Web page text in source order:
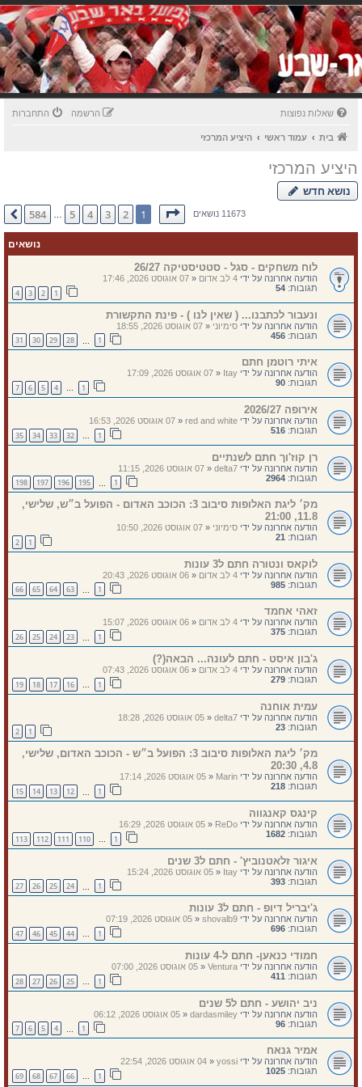
שאלות נפוצות התחברות הרשמה
בית עמוד ראשי היציע המרכזי
היציע המרכזי
נושא חדש
11673 נושאיםדף1מתוך 584
1
2
3
4
5
584 הבא
נושאים
לוח משחקים - סגל - סטטיסטיקה 26/27
הודעה אחרונה על ידי 4 לב אדום «07 אוגוסט 2026, 17:46
תגובות: 54
2
3
4
ונעבור לכתבנו... ( שאין לנו ) - פינת התקשורת
הודעה אחרונה על ידי סימיוני«07 אוגוסט 2026, 18:55
תגובות: 456
28
29
30
31
איתי רוטמן חתם
הודעה אחרונה על ידי Itay
«07 אוגוסט 2026, 17:09
תגובות: 90
…
4
5
6
7
אירופה 2026/27
הודעה אחרונה על ידי red and white
«07 אוגוסט 2026, 16:53
תגובות: 516
…
32
33
34
35
רן קוז'וך חתם לשנתיים
הודעה אחרונה על ידי delta7
«07 אוגוסט 2026, 11:15
תגובות: 2964
195
196
197
198
מק׳ ליגת האלופות סיבוב 3: הכוכב האדום - הפועל ב״ש, שלישי,
11.8, 21:00
הודעה אחרונה על ידי סימיוני«07 אוגוסט 2026, 10:50
תגובות: 21
2
לוקאס ונטורה חתם ל3 עונות
הודעה אחרונה על ידי 4 לב אדום «06 אוגוסט 2026, 20:43
תגובות: 985
63
64
65
66
זאהי אחמד
הודעה אחרונה על ידי 4 לב אדום «06 אוגוסט 2026, 15:07
תגובות: 375
23
24
25
26
ג'בון איסט - חתם לעונה... הבאה(?)
הודעה אחרונה על ידי 4 לב אדום «06 אוגוסט 2026, 07:43
תגובות: 279
…
16
17
18
19
עמית אוחנה
הודעה אחרונה על ידי delta7
«05 אוגוסט 2026, 18:28
תגובות: 23
2
מק׳ ליגת האלופות סיבוב 3: הפועל ב״ש - הכוכב האדום, שלישי,
4.8, 20:30
הודעה אחרונה על ידי Marin
«05 אוגוסט 2026, 17:14
תגובות: 218
12
13
14
15
קינגס קאנגווה
הודעה אחרונה על ידי ReDo
«05 אוגוסט 2026, 16:29
תגובות: 1682
…
110
111
112
113
איגור זלאטנוביץ' - חתם ל3 שנים
הודעה אחרונה על ידי Itay
«05 אוגוסט 2026, 15:24
תגובות: 393
24
25
26
27
ג'יבריל דיופ - חתם ל3 עונות
הודעה אחרונה על ידי shovalb9
«05 אוגוסט 2026, 07:19
תגובות: 696
…
44
45
46
47
חמודי כנאען- חתם ל-4 עונות
הודעה אחרונה על ידי Ventura
«05 אוגוסט 2026, 07:00
תגובות: 411
…
25
26
27
28
ניב יהושע - חתם ל5 שנים
הודעה אחרונה על ידי dardasmiley
«05 אוגוסט 2026, 06:12
תגובות: 96
4
5
6
7
אמיר גנאח
הודעה אחרונה על ידי yossi
«04 אוגוסט 2026, 22:54
תגובות: 1025
…
66
67
68
69